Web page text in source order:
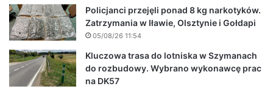
Policjanci przejęli ponad 8 kg narkotyków.
Zatrzymania w Iławie, Olsztynie i Gołdapi
05/08/26 11:54
Kluczowa trasa do lotniska w Szymanach
do rozbudowy. Wybrano wykonawcę prac
na DK57